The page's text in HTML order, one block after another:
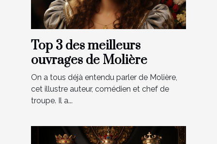
Top 3 des meilleurs
ouvrages de Molière
On a tous déjà entendu parler de Molière,
cet illustre auteur, comédien et chef de
troupe. Il a...